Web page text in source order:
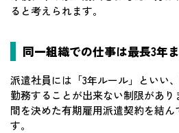
ると考えられます。
同一組織での仕事は最長3年
派遣社員には「3年ルール」といい
勤務することが出来ない制限があ
間を決めた有期雇用派遣契約を結ん
す。